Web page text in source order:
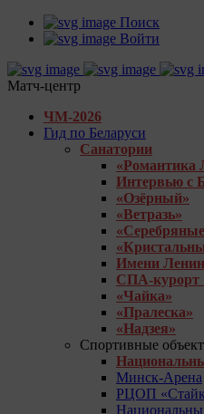
Поиск
Войти
Матч-центр
ЧМ-2026
Гид по Беларуси
Санатории
«Романтика
Интервью с
«Озёрный»
«Ветразь»
Имени
СПА-курорт
«Чайка»
«Пралеска»
«Надзея»
Спортивные
Минск-Арена
РЦОП